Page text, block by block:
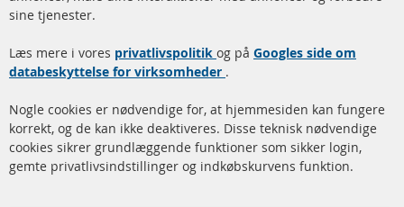
rengøring
Katalysator (KAT)
Sensorer
FAQ
Kontakt
sine tjenester.
Læs mere i vores privatlivspolitik og på Googles side om
databeskyttelse for virksomheder .
Nogle cookies er nødvendige for, at hjemmesiden kan fungere
korrekt, og de kan ikke deaktiveres. Disse teknisk nødvendige
cookies sikrer grundlæggende funktioner som sikker login,
gemte privatlivsindstillinger og indkøbskurvens funktion.